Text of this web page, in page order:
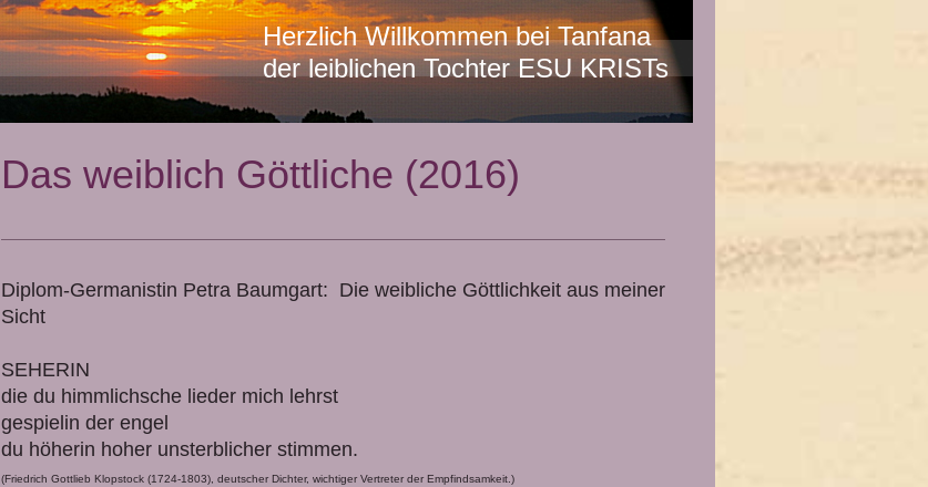
Herzlich Willkommen bei Tanfana
der leiblichen Tochter ESU KRISTs
Das weiblich Göttliche (2016)
Diplom-Germanistin Petra Baumgart: Die weibliche Göttlichkeit aus meiner
Sicht
SEHERIN
die du himmlichsche lieder mich lehrst
gespielin der engel
du höherin hoher unsterblicher stimmen.
(Friedrich Gottlieb Klopstock (1724-1803), deutscher Dichter, wichtiger Vertreter der Empfindsamkeit.)